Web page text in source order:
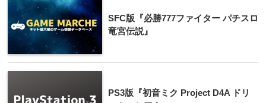
SFC版『必勝777ファイター パチスロ
竜宮伝説』
PS3版『初音ミク Project D4A ドリ